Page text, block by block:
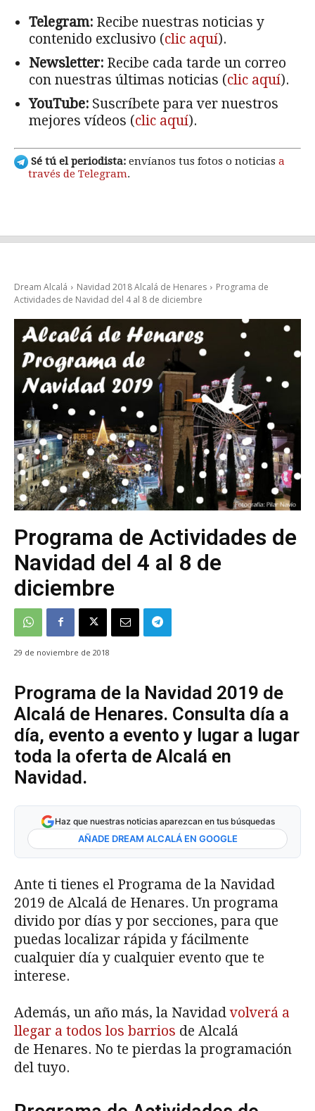
Telegram: Recibe nuestras noticias y
contenido exclusivo (clic aquí).
Newsletter: Recibe cada tarde un correo
con nuestras últimas noticias (clic aquí).
YouTube: Suscríbete para ver nuestros
mejores vídeos (clic aquí).
Sé tú el periodista: envíanos tus fotos o noticias a
través de Telegram.